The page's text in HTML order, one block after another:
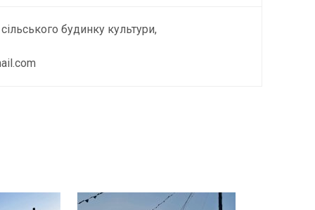
будинку культури,